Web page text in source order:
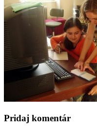
Pridaj komentár